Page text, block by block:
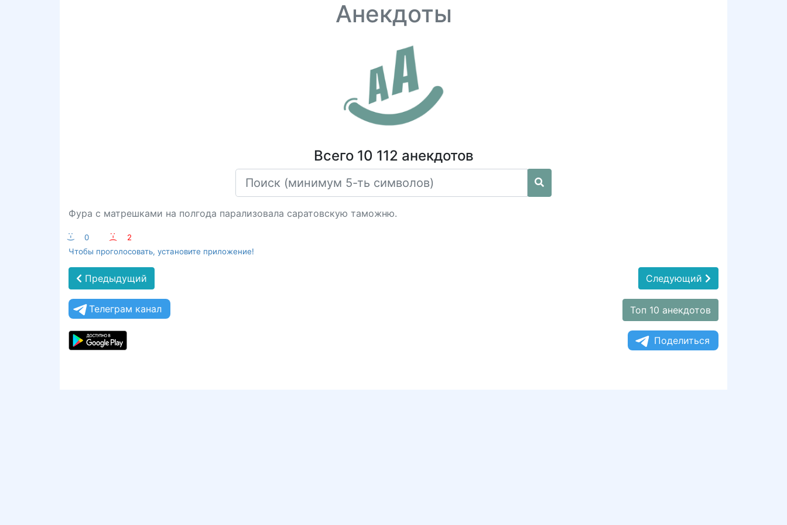
Анекдоты
Всего 10 112 анекдотов
Фура с матрешками на полгода парализовала саратовскую таможню.
:-) 0 :-(
2
Чтобы проголосовать, установите приложение!
Предыдущий Следующий
Телеграм канал Топ 10 анекдотов
Поделиться